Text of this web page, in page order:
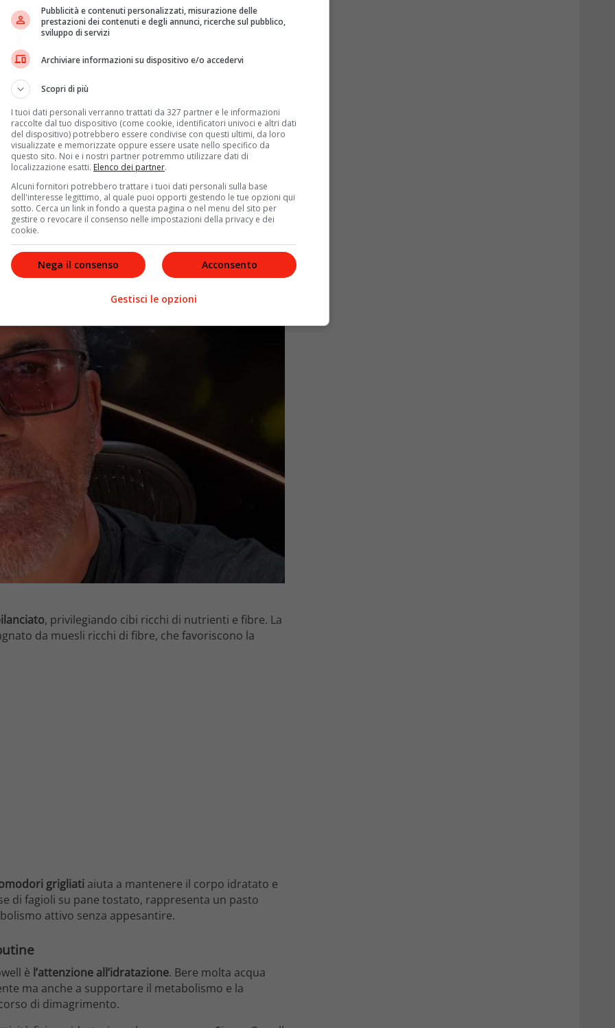
è riuscito a perdere quasi venti chilogrammi,
in piccoli ma fondamentali aggiustamenti nella
cibi che non posso mangiare”, ha commentato il
per ottenere risultati duraturi.
dell’attività fisica
la salute, Cowell ha introdotto una routine di
il dimagrimento e migliorare la forma fisica
biciclette da collezione per lunghe pedalate,
, privilegiando cibi ricchi di nutrienti e fibre. La
da muesli ricchi di fibre, che favoriscono la
grigliati aiuta a mantenere il corpo idratato e
di fagioli su pane tostato, rappresenta un pasto
attivo senza appesantire.
è l’attenzione all’idratazione. Bere molta acqua
ma anche a supportare il metabolismo e la
di dimagrimento.
Pubblicità e contenuti personalizzati, misurazione delle
prestazioni dei contenuti e degli annunci, ricerche sul pubblico,
sviluppo di servizi
Archiviare informazioni su dispositivo e/o accedervi
Scopri di più
I tuoi dati personali verranno trattati da 327 partner e le informazioni
raccolte dal tuo dispositivo (come cookie, identificatori univoci e altri dati
del dispositivo) potrebbero essere condivise con questi ultimi, da loro
visualizzate e memorizzate oppure essere usate nello specifico da
questo sito. Noi e i nostri partner potremmo utilizzare dati di
localizzazione esatti. Elenco dei partner.
Alcuni fornitori potrebbero trattare i tuoi dati personali sulla base
dell'interesse legittimo, al quale puoi opporti gestendo le tue opzioni qui
sotto. Cerca un link in fondo a questa pagina o nel menu del sito per
gestire o revocare il consenso nelle impostazioni della privacy e dei
cookie.
Acconsento
Nega il consenso
Gestisci le opzioni